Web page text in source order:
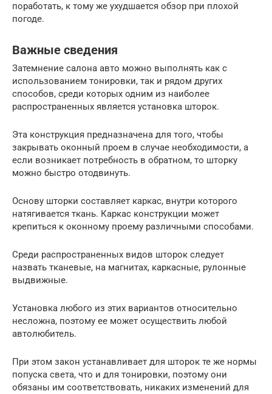
поработать, к тому же ухудшается обзор при плохой
погоде.
Важные сведения
Затемнение салона авто можно выполнять как с
использованием тонировки, так и рядом других
способов, среди которых одним из наиболее
распространенных является установка шторок.
Эта конструкция предназначена для того, чтобы
закрывать оконный проем в случае необходимости, а
если возникает потребность в обратном, то шторку
можно быстро отодвинуть.
Основу шторки составляет каркас, внутри которого
натягивается ткань. Каркас конструкции может
крепиться к оконному проему различными способами.
Среди распространенных видов шторок следует
назвать тканевые, на магнитах, каркасные, рулонные
выдвижные.
Установка любого из этих вариантов относительно
несложна, поэтому ее может осуществить любой
автолюбитель.
При этом закон устанавливает для шторок те же нормы
попуска света, что и для тонировки, поэтому они
обязаны им соответствовать, никаких изменений для